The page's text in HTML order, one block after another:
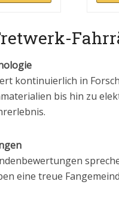
kontinuierlich in
bis hin zu
eine treue